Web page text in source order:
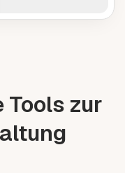
zur